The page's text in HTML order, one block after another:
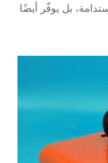
بل يوفّر أيضًا